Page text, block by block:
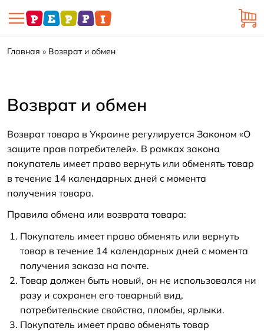
Главная Возврат и обмен
Возврат и обмен
Возврат товара в Украине регулируется Законом «О
защите прав потребителей». В рамках закона
покупатель имеет право вернуть или обменять товар
в течение 14 календарных дней с момента
получения товара.
Правила обмена или возврата товара:
Покупатель имеет право обменять или вернуть
товар в течение 14 календарных дней с момента
получения заказа на почте.
Товар должен быть новый, он не использовался ни
разу и сохранен его товарный вид,
потребительские свойства, пломбы, ярлыки.
Покупатель имеет право обменять товар